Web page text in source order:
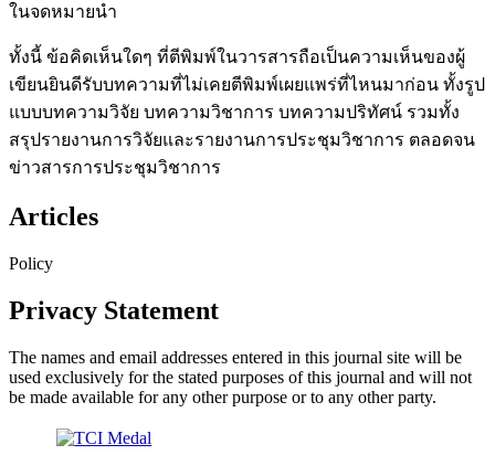
ในจดหมายนำ
ทั้งนี้ ข้อคิดเห็นใดๆ ที่ตีพิมพ์ในวารสารถือเป็นความเห็นของผู้
เขียนยินดีรับบทความที่ไม่เคยตีพิมพ์เผยแพร่ที่ไหนมาก่อน ทั้งรูป
แบบบทความวิจัย บทความวิชาการ บทความปริทัศน์ รวมทั้ง
สรุปรายงานการวิจัยและรายงานการประชุมวิชาการ ตลอดจน
ข่าวสารการประชุมวิชาการ
Articles
Policy
Privacy Statement
The names and email addresses entered in this journal site will be
used exclusively for the stated purposes of this journal and will not
be made available for any other purpose or to any other party.